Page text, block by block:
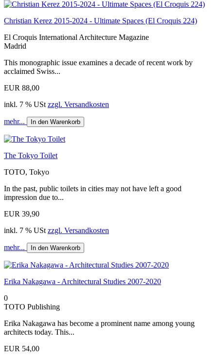
Christian Kerez 2015-2024 - Ultimate Spaces (El Croquis 224)
El Croquis International Architecture Magazine
Madrid
This monographic issue examines a decade of recent work by
acclaimed Swiss...
EUR 88,00
inkl. 7 % USt zzgl. Versandkosten
mehr... In den Warenkorb
The Tokyo Toilet
TOTO, Tokyo
In the past, public toilets in cities may not have left a good
impression due to...
EUR 39,90
inkl. 7 % USt zzgl. Versandkosten
mehr... In den Warenkorb
Erika Nakagawa - Architectural Studies 2007-2020
0
TOTO Publishing
Erika Nakagawa has become a prominent name among young
architects today. This...
EUR 54,00